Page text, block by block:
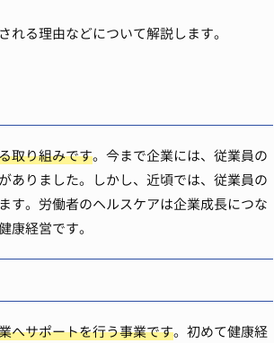
る理由などについて解説します。
取り組みです。今まで企業には、従業員の
ありました。しかし、近頃では、従業員の
す。労働者のヘルスケアは企業成長につな
康経営です。
へサポートを行う事業です。初めて健康経